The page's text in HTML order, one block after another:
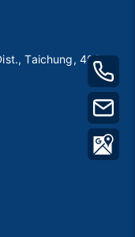
Taichung, 408